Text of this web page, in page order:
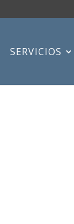
SERVICIOS